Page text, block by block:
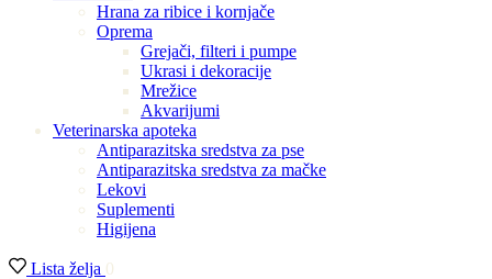
Hrana za ribice i kornjače
Oprema
Grejači, filteri i pumpe
Ukrasi i dekoracije
Mrežice
Akvarijumi
Veterinarska apoteka
Antiparazitska sredstva za pse
Antiparazitska sredstva za mačke
Lekovi
Suplementi
Higijena
Lista želja 0